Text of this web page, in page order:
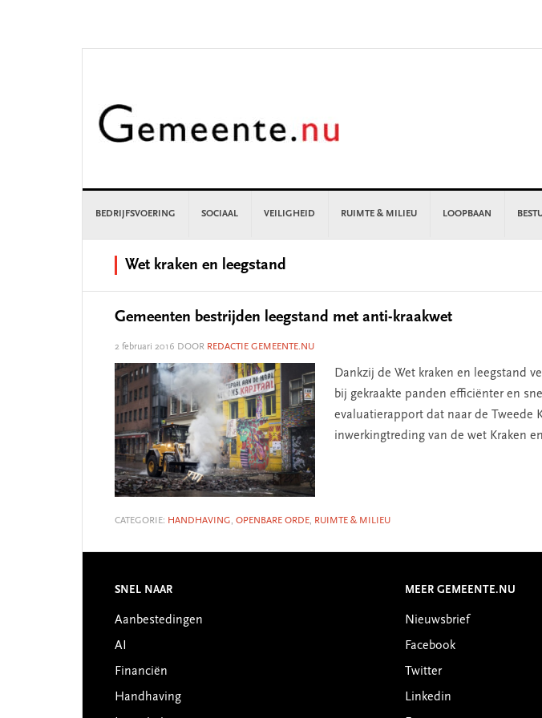
BEDRIJFSVOERING SOCIAAL VEILIGHEID RUIMTE & MILIEU LOOPBAAN
Wet kraken en leegstand
Gemeenten bestrijden leegstand met anti-kraakwet
2 februari 2016 DOOR REDACTIE GEMEENTE.NU
Dankzij de Wet kraken en leegstand
bij gekraakte panden efficiënter en
evaluatierapport dat naar de Tweede
inwerkingtreding van de wet Kraken en
CATEGORIE: HANDHAVING, OPENBARE ORDE, RUIMTE & MILIEU
Footer
SNEL NAAR
Aanbestedingen
AI
Financiën
Handhaving
MEER GEMEENTE.NU
Nieuwsbrief
Facebook
Twitter
Linkedin